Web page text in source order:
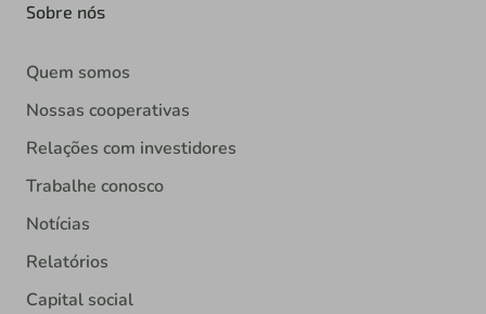
Sobre nós
Quem somos
Nossas cooperativas
Relações com investidores
Trabalhe conosco
Notícias
Relatórios
Capital social